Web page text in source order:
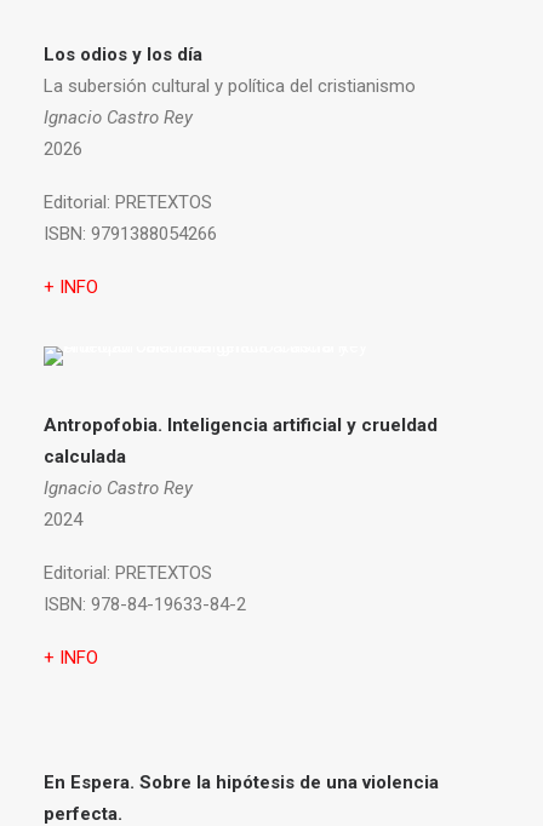
Los odios y los día
La subersión cultural y política del cristianismo
Ignacio Castro Rey
2026
Editorial: PRETEXTOS
ISBN: 9791388054266
+ INFO
Antropofobia. Inteligencia artificial y crueldad
calculada
Ignacio Castro Rey
2024
Editorial: PRETEXTOS
ISBN: 978-84-19633-84-2
+ INFO
En Espera. Sobre la hipótesis de una violencia
perfecta.